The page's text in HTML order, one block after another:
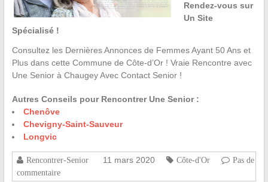
Rendez-vous sur
Un Site
Spécialisé !
Consultez les Dernières Annonces de Femmes Ayant 50 Ans et
Plus dans cette Commune de Côte-d’Or ! Vraie Rencontre avec
Une Senior à Chaugey Avec Contact Senior !
Autres Conseils pour Rencontrer Une Senior :
Chenôve
Chevigny-Saint-Sauveur
Longvic
Rencontrer-Senior 11 mars 2020 Côte-d'Or
Pas de
commentaire